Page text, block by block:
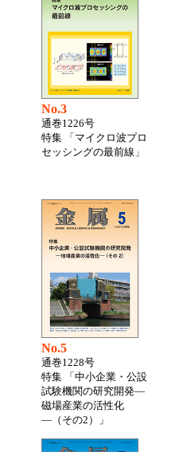
No.3
通巻1226号
特集 「マイクロ波プロ
セッシングの最前線」
No.5
通巻1228号
特集 「中小企業・公設
試験機関の研究開発―
磁場産業の活性化
―（その2）」